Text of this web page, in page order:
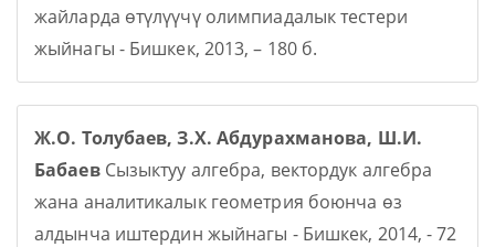
жайларда өтүлүүчү олимпиадалык тестери
жыйнагы - Бишкек, 2013, – 180 б.
Ж.О. Толубаев, З.Х. Абдурахманова, Ш.И.
БабаевСызыктуу алгебра, вектордук алгебра
жана аналитикалык геометрия боюнча өз
алдынча иштердин жыйнагы - Бишкек, 2014, - 72